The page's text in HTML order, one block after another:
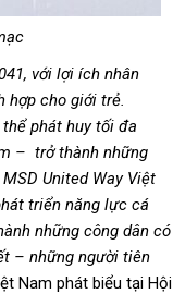
với lợi ích nhân
hợp cho giới trẻ.
phát huy tối đa
– trở thành những
MSD United Way Việt
triển năng lực cá
những công dân có
– những người tiên
Nam phát biểu tại Hội